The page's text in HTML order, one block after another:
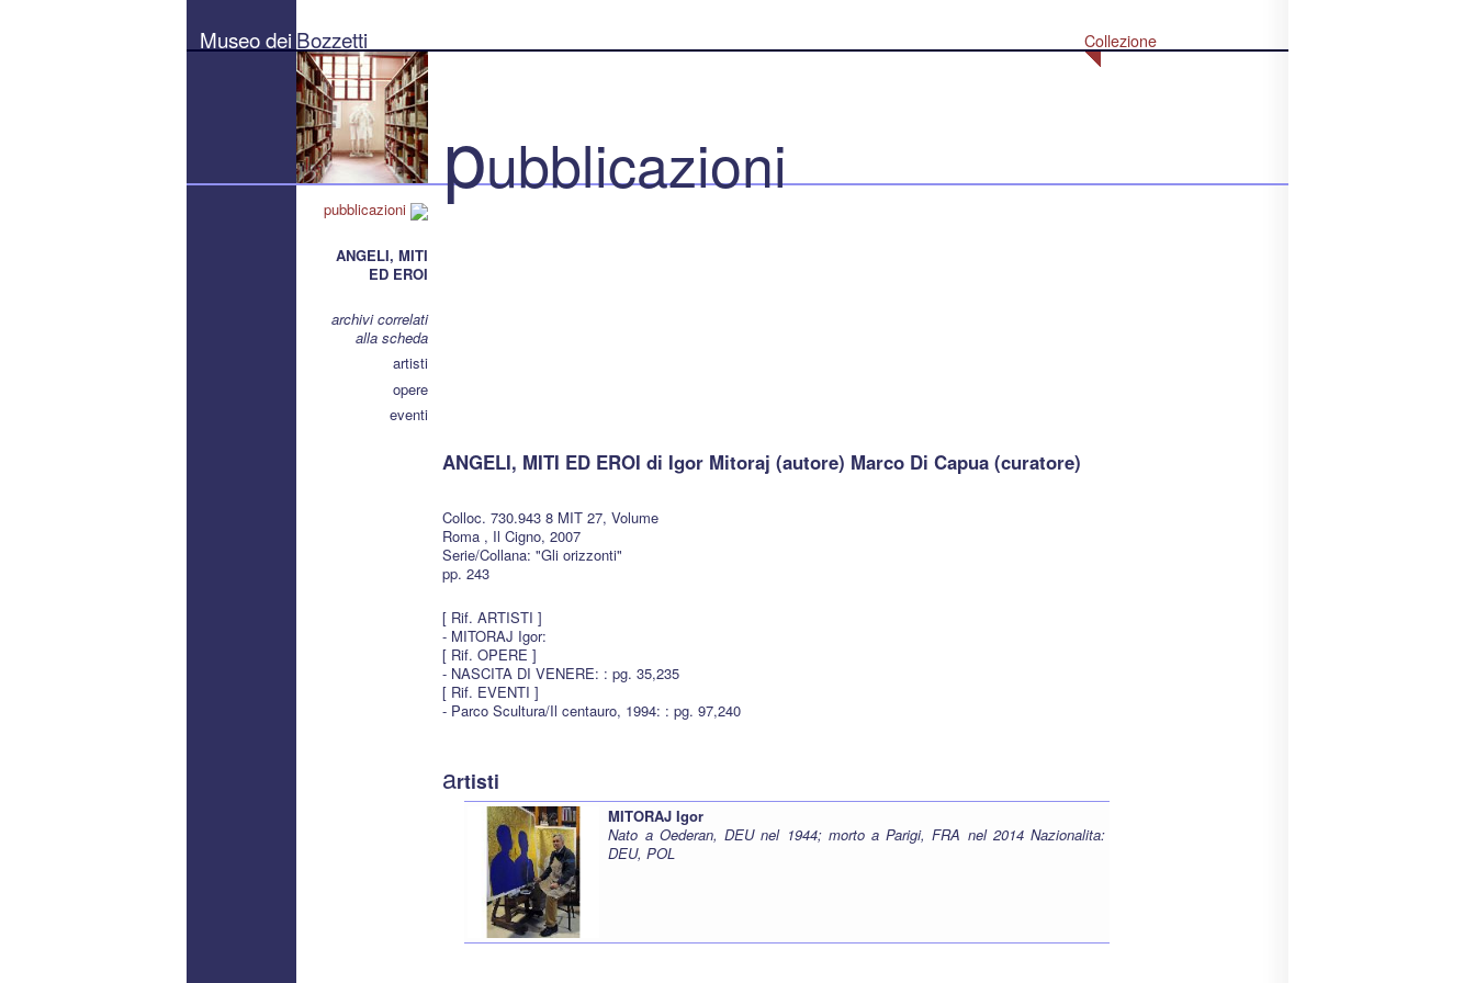
Museo dei Bozzetti
pubblicazioni
ANGELI, MITI
ED EROI
archivi correlati
alla scheda
artisti
opere
eventi
Collezione
pubblicazioni
ANGELI, MITI ED EROI di Igor Mitoraj (autore) Marco Di Capua (curatore)
Colloc. 730.943 8 MIT 27, Volume
Roma , Il Cigno, 2007
Serie/Collana: "Gli orizzonti"
pp. 243
[ Rif. ARTISTI ]
- MITORAJ Igor:
[ Rif. OPERE ]
- NASCITA DI VENERE: : pg. 35,235
[ Rif. EVENTI ]
- Parco Scultura/Il centauro, 1994: : pg. 97,240
artisti
MITORAJ Igor
Nato a Oederan, DEU nel 1944; morto a Parigi, FRA nel 2014 Nazionalita:
DEU, POL